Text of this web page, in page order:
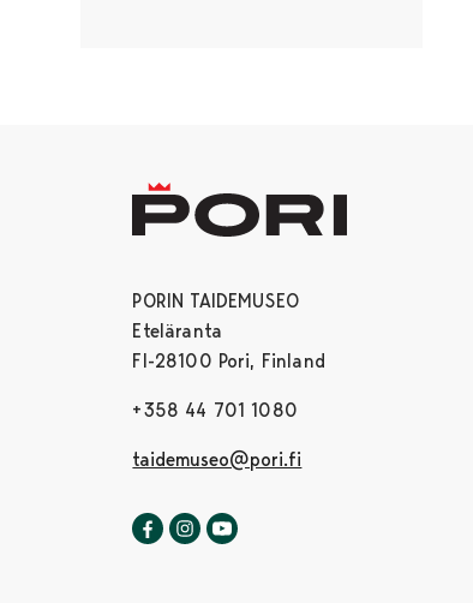
PORIN TAIDEMUSEO
Eteläranta
FI-28100 Pori, Finland
+358 44 701 1080
taidemuseo@pori.fi
Porin taidemuseo Facebookissa
Avautuu uudessa välilehdessä
Porin taidemuseo Instagrammissa
Avautuu uudessa välilehdessä